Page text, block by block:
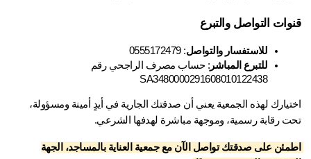
التواصل والتبرع
للاستفسار والتواصل : 0555172479
للتبرع المباشر
SA3480000291608010122438
اختيارك لهذه الجمعية يعني أن صدقتك الجارية في أيدٍ أمينة ومسؤولة،
رقابة رسمية، وموجهة مباشرة لهدفها الشرعي.
اطمئن على صدقتك تواصل الآن مع جمعية العناية بالمساجد، الجهة